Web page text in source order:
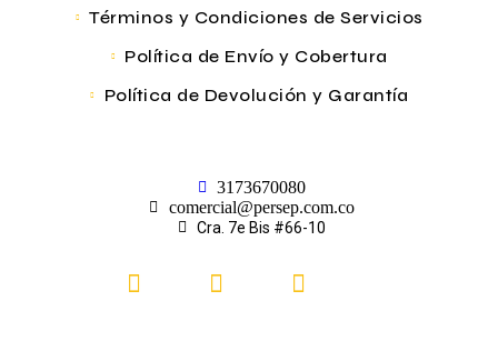
Términos y Condiciones de Servicios
Política de Envío y Cobertura
Política de Devolución y Garantía
3173670080
comercial@persep.com.co
Cra. 7e Bis #66-10